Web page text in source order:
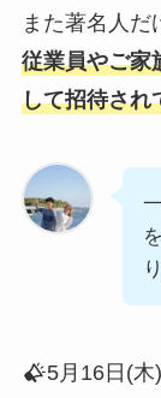
また著名人だ
従業員やご家
して招待され
5月16日(